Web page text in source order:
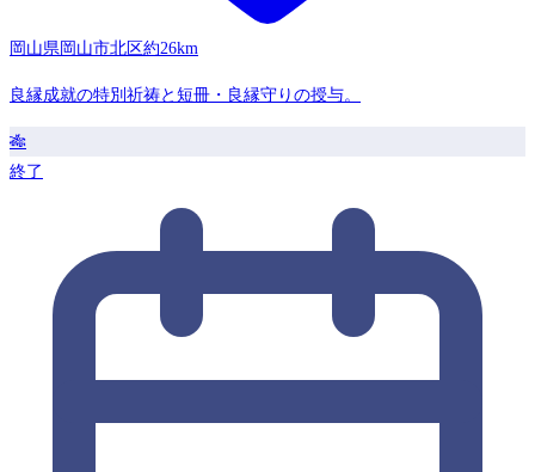
岡山県岡山市北区約26km
良縁成就の特別祈祷と短冊・良縁守りの授与。
🎋
終了